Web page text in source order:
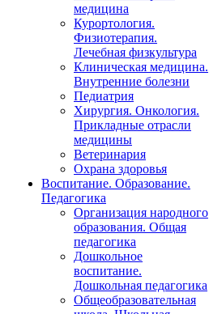
медицина
Курортология.
Физиотерапия.
Лечебная физкультура
Клиническая медицина.
Внутренние болезни
Педиатрия
Хирургия. Онкология.
Прикладные отрасли
медицины
Ветеринария
Охрана здоровья
Воспитание. Образование.
Педагогика
Организация народного
образования. Общая
педагогика
Дошкольное
воспитание.
Дошкольная педагогика
Общеобразовательная